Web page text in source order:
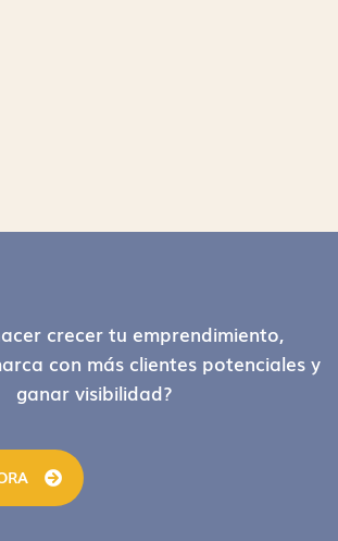
crecer tu emprendimiento,
con más clientes potenciales y
ganar visibilidad?